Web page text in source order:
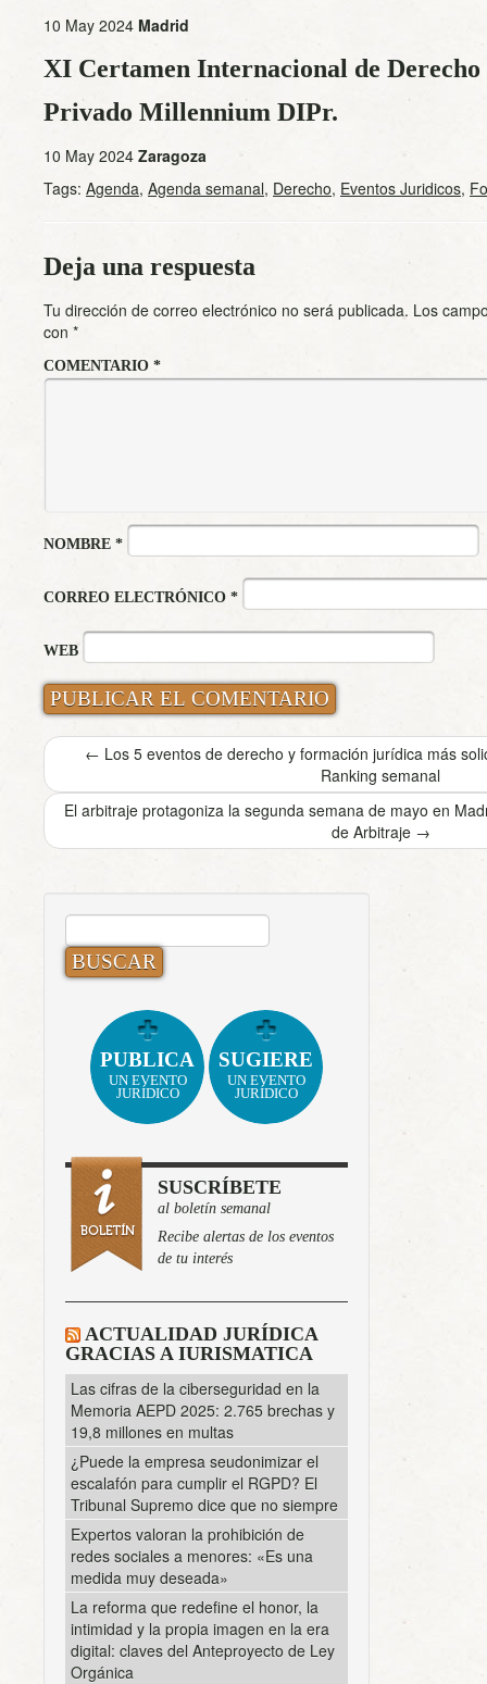
10 May 2024 Madrid
XI Certamen Internacional de
Privado Millennium DIPr.
10 May 2024 Zaragoza
Tags: Agenda, Agenda semanal, Derecho, Eventos Juridicos,
Deja una respuesta
Tu dirección de correo electrónico no será publicada. Los
con *
COMENTARIO *
NOMBRE *
CORREO ELECTRÓNICO *
WEB
← Los 5 eventos de derecho y formación jurídica más
Ranking semanal
El arbitraje protagoniza la segunda semana de mayo en
de Arbitraje →
BUSCAR:
PUBLICA
UN EVENTO
JURÍDICO
SUGIERE
UN EVENTO
JURÍDICO
SUSCRÍBETE
al boletín semanal
Recibe alertas de los eventos
de tu interés
ACTUALIDAD JURÍDICA
GRACIAS A IURISMATICA
Las cifras de la ciberseguridad en la
Memoria AEPD 2025: 2.765 brechas y
19,8 millones en multas
¿Puede la empresa seudonimizar el
escalafón para cumplir el RGPD? El
Tribunal Supremo dice que no siempre
Expertos valoran la prohibición de
redes sociales a menores: «Es una
medida muy deseada»
La reforma que redefine el honor, la
intimidad y la propia imagen en la era
digital: claves del Anteproyecto de Ley
Orgánica